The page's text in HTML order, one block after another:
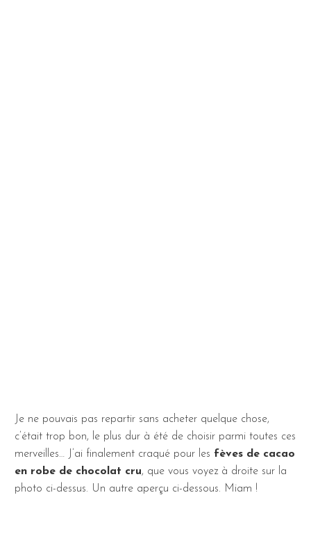
Je ne pouvais pas repartir sans acheter quelque chose,
c’était trop bon, le plus dur à été de choisir parmi toutes ces
merveilles… J’ai finalement craqué pour les fèves de cacao
en robe de chocolat cru, que vous voyez à droite sur la
photo ci-dessus. Un autre aperçu ci-dessous. Miam !